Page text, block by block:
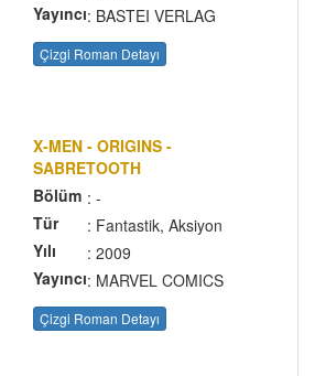
Yayıncı: BASTEI VERLAG
Çizgi Roman Detayı
X-MEN - ORIGINS -
SABRETOOTH
Bölüm : -
Tür
: Fantastik, Aksiyon
Yılı
: 2009
Yayıncı: MARVEL COMICS
Çizgi Roman Detayı